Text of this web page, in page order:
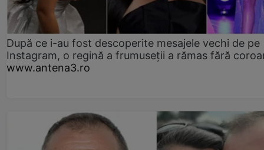
După ce i-au fost descoperite mesajele vechi de pe
Instagram, o regină a frumuseții a rămas fără
www.antena3.ro